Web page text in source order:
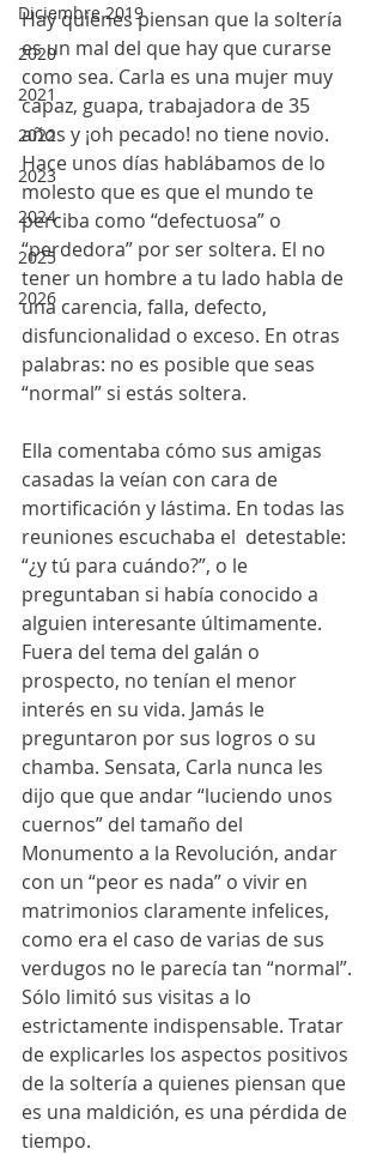
Diciembre 2019
2020
2021
2022
2023
2024
2025
2026
Hay quienes piensan que la soltería
es un mal del que hay que curarse
como sea. Carla es una mujer muy
capaz, guapa, trabajadora de 35
años y ¡oh pecado! no tiene novio.
Hace unos días hablábamos de lo
molesto que es que el mundo te
perciba como “defectuosa” o
“perdedora” por ser soltera. El no
tener un hombre a tu lado habla de
una carencia, falla, defecto,
disfuncionalidad o exceso. En otras
palabras: no es posible que seas
“normal” si estás soltera.
Ella comentaba cómo sus amigas
casadas la veían con cara de
mortificación y lástima. En todas las
reuniones escuchaba el  detestable:
“¿y tú para cuándo?”, o le
preguntaban si había conocido a
alguien interesante últimamente.
Fuera del tema del galán o
prospecto, no tenían el menor
interés en su vida. Jamás le
preguntaron por sus logros o su
chamba. Sensata, Carla nunca les
dijo que que andar “luciendo unos
cuernos” del tamaño del
Monumento a la Revolución, andar
con un “peor es nada” o vivir en
matrimonios claramente infelices,
como era el caso de varias de sus
verdugos no le parecía tan “normal”.
Sólo limitó sus visitas a lo
estrictamente indispensable. Tratar
de explicarles los aspectos positivos
de la soltería a quienes piensan que
es una maldición, es una pérdida de
tiempo.